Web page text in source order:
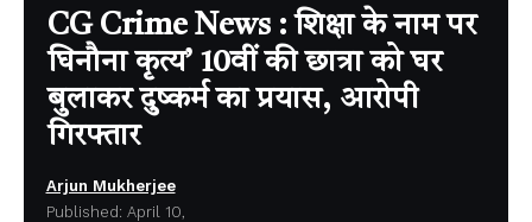
CG Crime News : शिक्षा के नाम पर
घिनौना कृत्य’ 10वीं की छात्रा को घर
बुलाकर दुष्कर्म का प्रयास, आरोपी
गिरफ्तार
Arjun Mukherjee
Published: April 10,